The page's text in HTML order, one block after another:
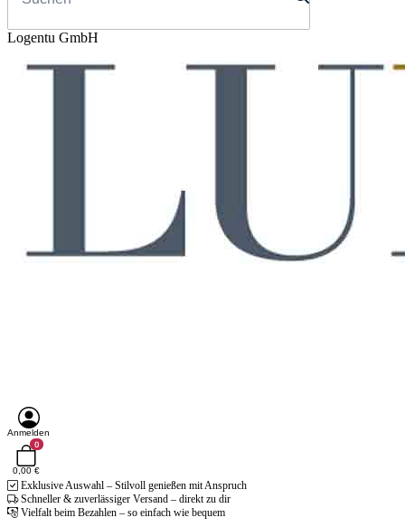
Logentu GmbH
Anmelden
0
0,00 €
Exklusive Auswahl – Stilvoll genießen mit Anspruch
Schneller & zuverlässiger Versand – direkt zu dir
Vielfalt beim Bezahlen – so einfach wie bequem